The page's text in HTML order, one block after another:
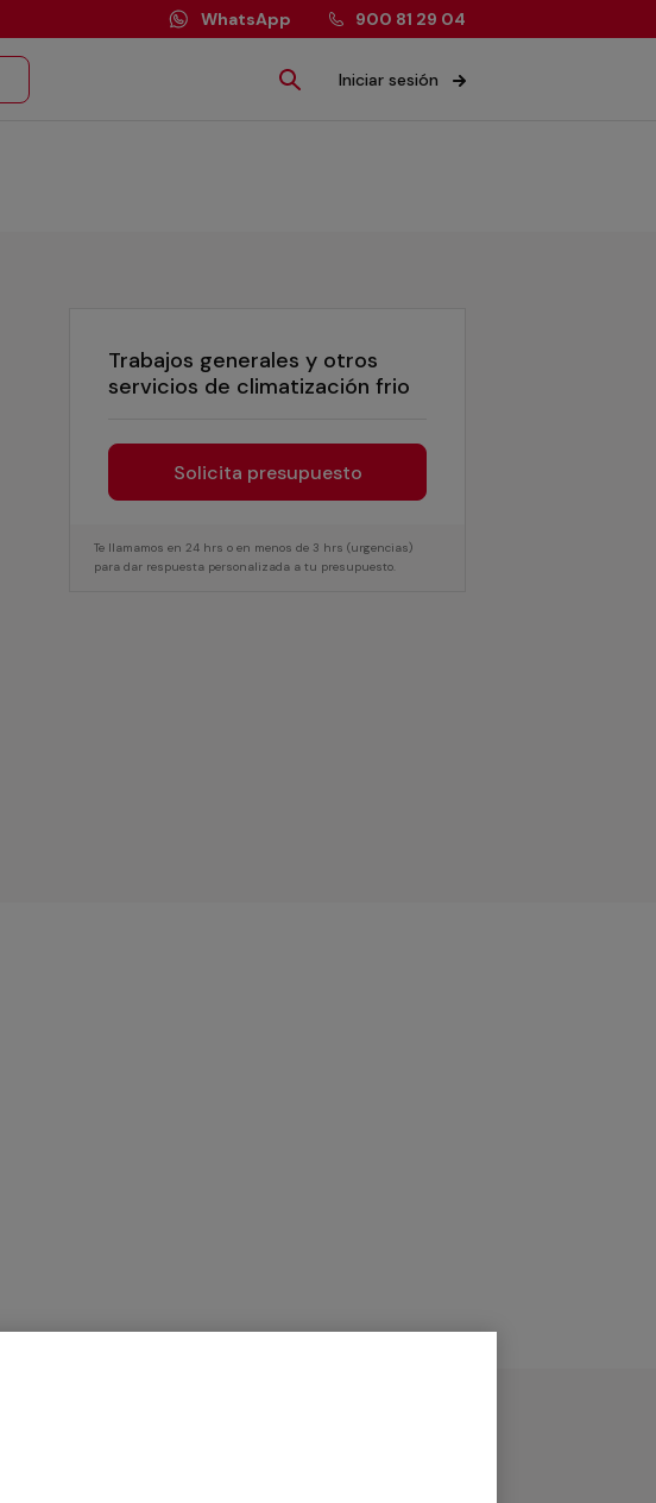
WhatsApp 900 81 29 04
Iniciar sesión
Trabajos generales y otros
servicios de climatización frio
Solicita presupuesto
Te llamamos en 24 hrs o en menos de 3 hrs (urgencias)
para dar respuesta personalizada a tu presupuesto.